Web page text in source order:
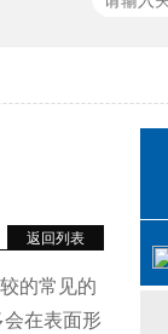
返回列表
的常见的
在表面形